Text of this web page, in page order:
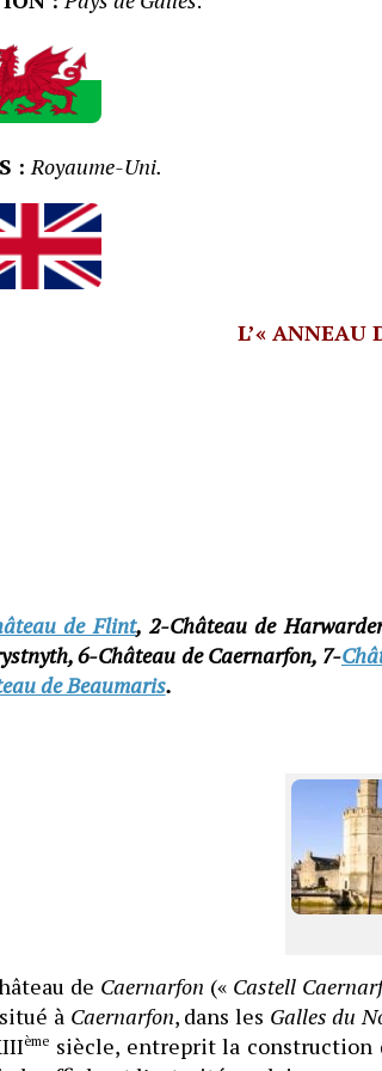
:Royaume-Uni.
L’« ANNEAU
de Flint, 2-Château de
6-Château de Caernarfon, 7-
de Beaumaris.
de Caernarfon (« Castell
à Caernarfon, dans les Galles du
ème siècle, entreprit la construction